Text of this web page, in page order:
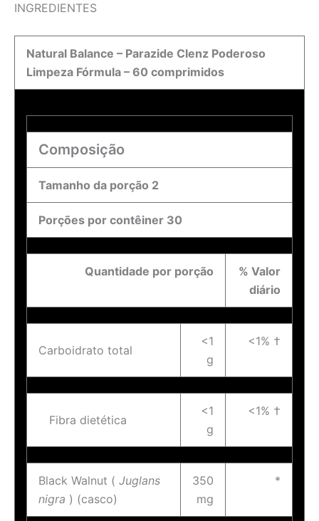
INGREDIENTES
Natural Balance – Parazide Clenz Poderoso
Limpeza Fórmula – 60 comprimidos
Composição
Tamanho da porção 2
Porções por contêiner 30
Quantidade por porção
% Valor
diário
Carboidrato total
<1
g
<1% †
Fibra dietética
<1
g
<1% †
Black Walnut ( Juglans
nigra ) (casco)
350
mg
*